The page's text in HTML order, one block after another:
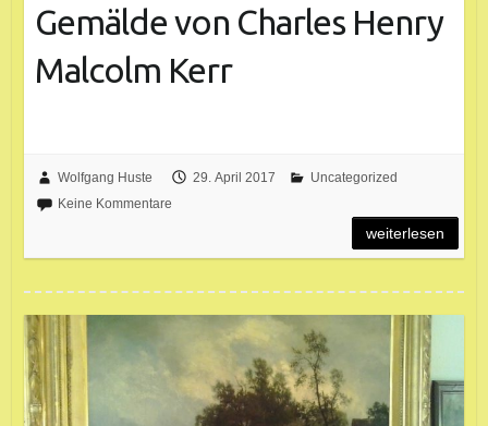
Gemälde von Charles Henry
Malcolm Kerr
Wolfgang Huste 29. April 2017
Uncategorized
Keine Kommentare
weiterlesen